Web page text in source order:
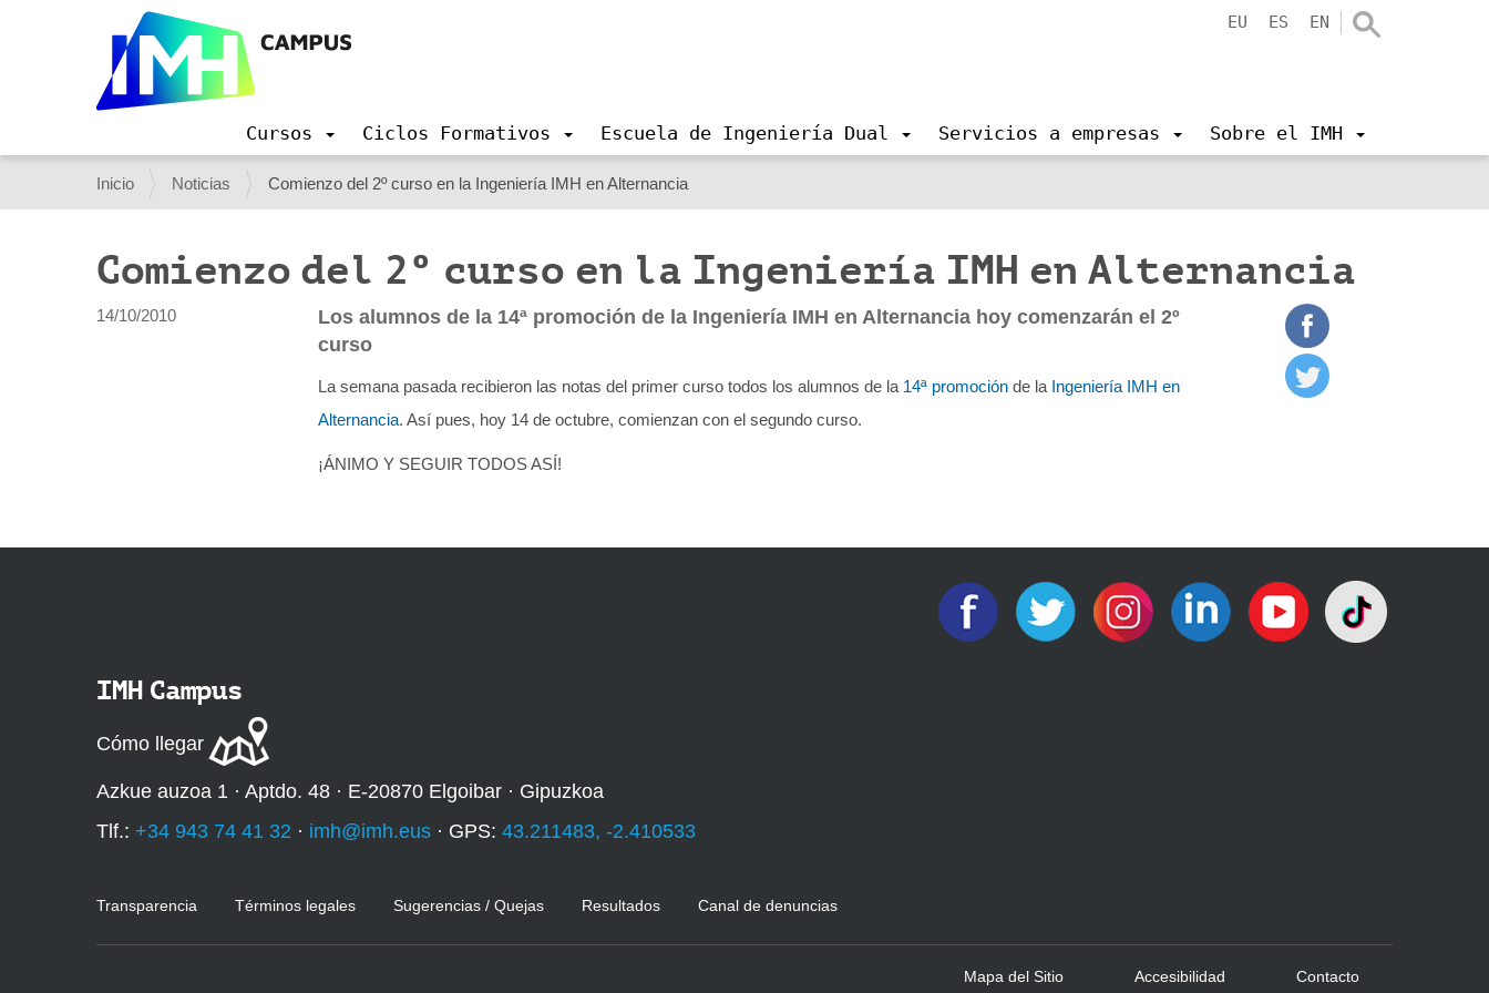
EU ES EN
v
a
c
i
Cursos Ciclos Formativos Escuela de Ingeniería Dual Servicios a empresas Sobre el IMH
U
s
e
d
u
Inicio Noticias Comienzo del 2º curso en la Ingeniería IMH en Alternancia
Comienzo del 2º curso en la Ingeniería IMH en Alternancia
14/10/2010
Los alumnos de la 14ª promoción de la Ingeniería IMH en Alternancia hoy comenzarán el 2º
curso
La semana pasada recibieron las notas del primer curso todos los alumnos de la 14ª promoción de la Ingeniería IMH en
Alternancia. Así pues, hoy 14 de octubre, comienzan con el segundo curso.
¡ÁNIMO Y SEGUIR TODOS ASÍ!
IMH Campus
Cómo llegar
Azkue auzoa 1 · Aptdo. 48 · E-20870 Elgoibar · Gipuzkoa
Tlf.: +34 943 74 41 32 · imh@imh.eus · GPS: 43.211483, -2.410533
Transparencia Términos legales Sugerencias / Quejas Resultados Canal de denuncias
Mapa del Sitio Accesibilidad Contacto